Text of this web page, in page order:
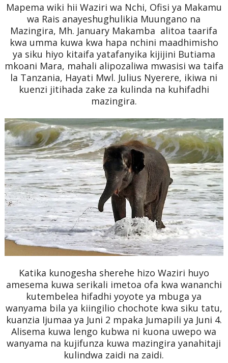
Mapema wiki hii Waziri wa Nchi, Ofisi ya Makamu
wa Rais anayeshughulikia Muungano na
Mazingira, Mh. January Makamba alitoa taarifa
kwa umma kuwa kwa hapa nchini maadhimisho
ya siku hiyo kitaifa yatafanyika kijijini Butiama
mkoani Mara, mahali alipozaliwa mwasisi wa taifa
la Tanzania, Hayati Mwl. Julius Nyerere, ikiwa ni
kuenzi jitihada zake za kulinda na kuhifadhi
mazingira.
Katika kunogesha sherehe hizo Waziri huyo
amesema kuwa serikali imetoa ofa kwa wananchi
kutembelea hifadhi yoyote ya mbuga ya
wanyama bila ya kiingilio chochote kwa siku tatu,
kuanzia Ijumaa ya Juni 2 mpaka Jumapili ya Juni 4.
Alisema kuwa lengo kubwa ni kuona uwepo wa
wanyama na kujifunza kuwa mazingira yanahitaji
kulindwa zaidi na zaidi.